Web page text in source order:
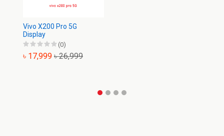
Vivo X200 Pro 5G
Display
(0)
৳ 17,999 ৳ 26,999